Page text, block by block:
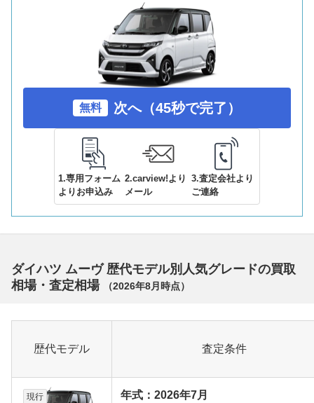
無料 次へ（45秒で完了）
1.専用フォーム
よりお申込み
2.carview!より
メール
3.査定会社より
ご連絡
ダイハツ ムーヴ 歴代モデル別人気グレードの買取
相場・査定相場
（2026年8月 時点）
歴代モデル 査定条件
現行
年式：2026年7月